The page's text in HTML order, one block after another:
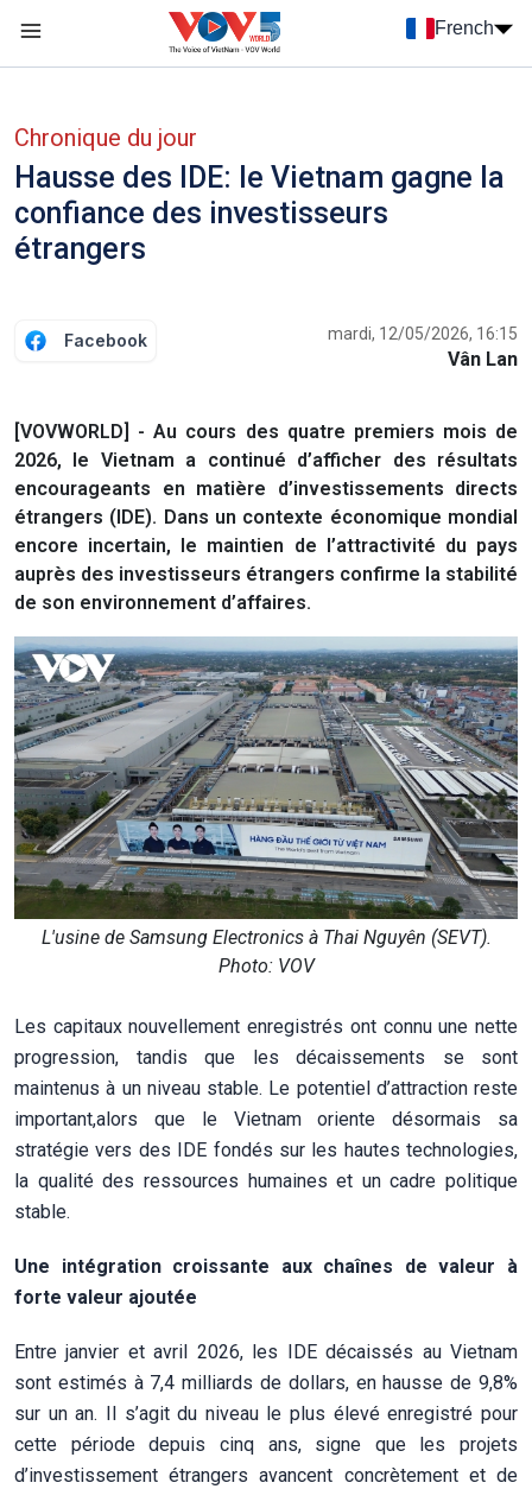
French
Chronique du jour
Hausse des IDE: le Vietnam gagne la
confiance des investisseurs
étrangers
Facebook mardi, 12/05/2026, 16:15
Vân Lan
[VOVWORLD] - Au cours des quatre premiers mois de
2026, le Vietnam a continué d’afficher des résultats
encourageants en matière d’investissements directs
étrangers (IDE). Dans un contexte économique mondial
encore incertain, le maintien de l’attractivité du pays
auprès des investisseurs étrangers confirme la stabilité
de son environnement d’affaires.
L'usine de Samsung Electronics à Thai Nguyên (SEVT).
Photo: VOV
Les capitaux nouvellement enregistrés ont connu une nette
progression, tandis que les décaissements se sont
maintenus à un niveau stable. Le potentiel d’attraction reste
important,alors que le Vietnam oriente désormais sa
stratégie vers des IDE fondés sur les hautes technologies,
la qualité des ressources humaines et un cadre politique
stable.
Une intégration croissante aux chaînes de valeur à
forte valeur ajoutée
Entre janvier et avril 2026, les IDE décaissés au Vietnam
sont estimés à 7,4 milliards de dollars, en hausse de 9,8%
sur un an. Il s’agit du niveau le plus élevé enregistré pour
cette période depuis cinq ans, signe que les projets
d’investissement étrangers avancent concrètement et de